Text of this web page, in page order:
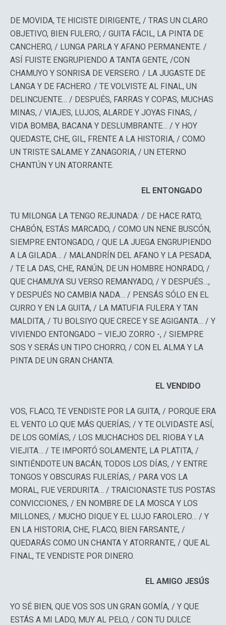
DE MOVIDA, TE HICISTE DIRIGENTE, / TRAS UN CLARO
OBJETIVO, BIEN FULERO; / GUITA FÁCIL, LA PINTA DE
CANCHERO, / LUNGA PARLA Y AFANO PERMANENTE. /
ASÍ FUISTE ENGRUPIENDO A TANTA GENTE, /CON
CHAMUYO Y SONRISA DE VERSERO. / LA JUGASTE DE
LANGA Y DE FACHERO. / TE VOLVISTE AL FINAL, UN
DELINCUENTE… / DESPUÉS, FARRAS Y COPAS, MUCHAS
MINAS, / VIAJES, LUJOS, ALARDE Y JOYAS FINAS, /
VIDA BOMBA, BACANA Y DESLUMBRANTE… / Y HOY
QUEDASTE, CHE, GIL, FRENTE A LA HISTORIA, / COMO
UN TRISTE SALAME Y ZANAGORIA, / UN ETERNO
CHANTÚN Y UN ATORRANTE.
EL ENTONGADO
TU MILONGA LA TENGO REJUNADA: / DE HACE RATO,
CHABÓN, ESTÁS MARCADO, / COMO UN NENE BUSCÓN,
SIEMPRE ENTONGADO, / QUE LA JUEGA ENGRUPIENDO
A LA GILADA… / MALANDRÍN DEL AFANO Y LA PESADA,
/ TE LA DAS, CHE, RANÚN, DE UN HOMBRE HONRADO, /
QUE CHAMUYA SU VERSO REMANYADO, / Y DESPUÉS…,
Y DESPUÉS NO CAMBIA NADA… / PENSÁS SÓLO EN EL
CURRO Y EN LA GUITA, / LA MATUFIA FULERA Y TAN
MALDITA, / TU BOLSIYO QUE CRECE Y SE AGIGANTA… / Y
VIVIENDO ENTONGADO – VIEJO ZORRO -, / SIEMPRE
SOS Y SERÁS UN TIPO CHORRO, / CON EL ALMA Y LA
PINTA DE UN GRAN CHANTA.
EL VENDIDO
VOS, FLACO, TE VENDISTE POR LA GUITA, / PORQUE ERA
EL VENTO LO QUE MÁS QUERÍAS; / Y TE OLVIDASTE ASÍ,
DE LOS GOMÍAS, / LOS MUCHACHOS DEL RIOBA Y LA
VIEJITA… / TE IMPORTÓ SOLAMENTE, LA PLATITA, /
SINTIÉNDOTE UN BACÁN, TODOS LOS DÍAS, / Y ENTRE
TONGOS Y OBSCURAS FULERÍAS, / PARA VOS LA
MORAL, FUE VERDURITA… / TRAICIONASTE TUS POSTAS
CONVICCIONES, / EN NOMBRE DE LA MOSCA Y LOS
MILLONES, / MUCHO DIQUE Y EL LUJO FAROLERO… / Y
EN LA HISTORIA, CHE, FLACO, BIEN FARSANTE, /
QUEDARÁS COMO UN CHANTA Y ATORRANTE, / QUE AL
FINAL, TE VENDISTE POR DINERO.
EL AMIGO JESÚS
YO SÉ BIEN, QUE VOS SOS UN GRAN GOMÍA, / Y QUE
ESTÁS A MI LADO, MUY AL PELO, / CON TU DULCE